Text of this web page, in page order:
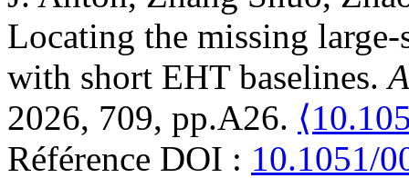
Locating the missing
with short EHT baselines.
2026, 709, pp.A26.
Référence DOI : 10.1051/